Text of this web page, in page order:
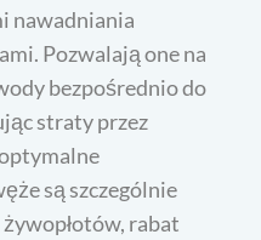
nawadniania
Pozwalają one na
bezpośrednio do
straty przez
są szczególnie
rabat